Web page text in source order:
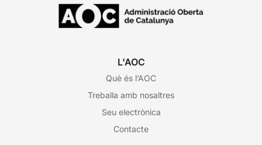
L'AOC
Què és l’AOC
Treballa amb nosaltres
Seu electrònica
Contacte